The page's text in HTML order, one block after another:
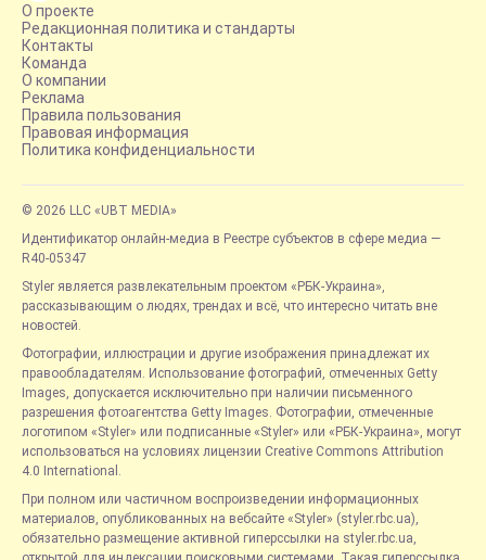
О проекте
Редакционная политика и стандарты
Контакты
Команда
О компании
Реклама
Правила пользования
Правовая информация
Политика конфиденциальности
© 2026 LLC «UBT MEDIA»
Идентификатор онлайн-медиа в Реестре субъектов в сфере медиа —
R40-05347
Styler является развлекательным проектом «РБК-Украина»,
рассказывающим о людях, трендах и всё, что интересно читать вне
новостей.
Фотографии, иллюстрации и другие изображения принадлежат их
правообладателям. Использование фотографий, отмеченных Getty
Images, допускается исключительно при наличии письменного
разрешения фотоагентства Getty Images. Фотографии, отмеченные
логотипом «Styler» или подписанные «Styler» или «РБК-Украина», могут
использоваться на условиях лицензии Creative Commons Attribution
4.0 International.
При полном или частичном воспроизведении информационных
материалов, опубликованных на вебсайте «Styler» (styler.rbc.ua),
обязательно размещение активной гиперссылки на styler.rbc.ua,